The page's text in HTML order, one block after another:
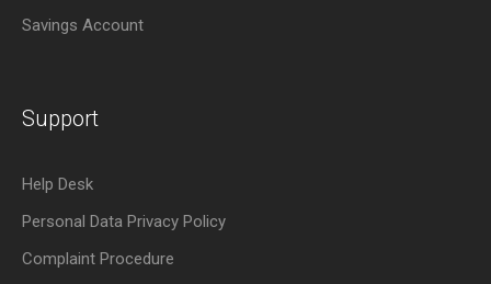
Savings Account
Support
Help Desk
Personal Data Privacy Policy
Complaint Procedure